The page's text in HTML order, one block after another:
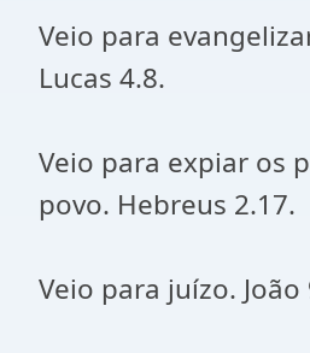
Veio para
Lucas 4.8.
Veio para expiar os
povo. Hebreus 2.17.
Veio para juízo. João